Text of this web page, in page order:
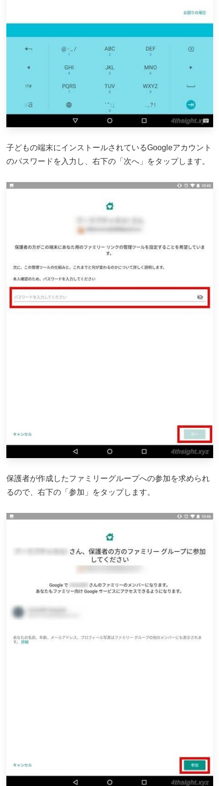
子どもの端末にインストールされているGoogleアカウント
のパスワードを入力し、右下の「次へ」をタップします。
保護者が作成したファミリーグループへの参加を求められ
るので、右下の「参加」をタップします。